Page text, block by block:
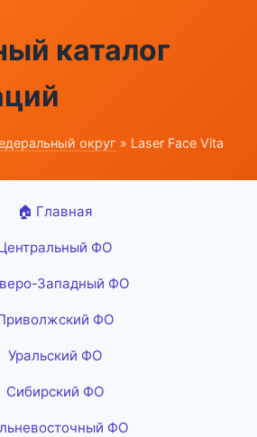
каталог
округ » Laser Face Vita
🏠 Главная
ФО
Западный ФО
ФО
Уральский ФО
Сибирский ФО
ФО